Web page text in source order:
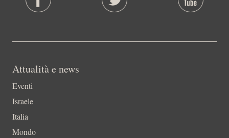
Attualità e news
Eventi
Israele
Italia
Mondo